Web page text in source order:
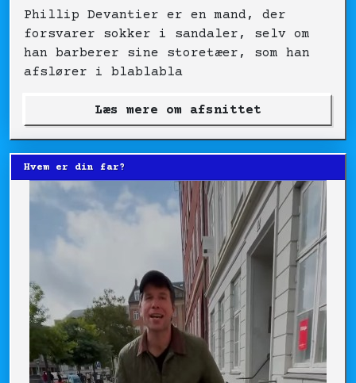
Phillip Devantier er en mand, der
forsvarer sokker i sandaler, selv om
han barberer sine storetæer, som han
afslører i blablabla
Læs mere om afsnittet
Hvem er din far?